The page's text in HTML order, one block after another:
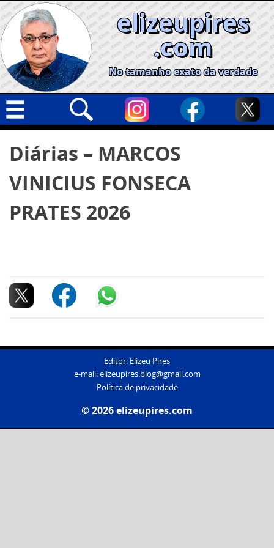
Skip
to
content
elizeupires
.com
No tamanho exato da verdade
Geral
Cidades
Política
por:
Diárias – MARCOS
VINICIUS FONSECA
PRATES 2026
Editor: Elizeu Pires
e-mail:elizeupires.blog@gmail.com
Política de privacidade
© 2026 elizeupires.com